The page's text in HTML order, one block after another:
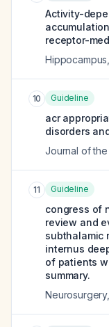
Activity-
receptor-
Hippocampus
10 Guideline
acr
disorders
Journal of
11 Guideline
congress of
review and
subthalamic
internus
of patients
summary.
Neurosurgery,